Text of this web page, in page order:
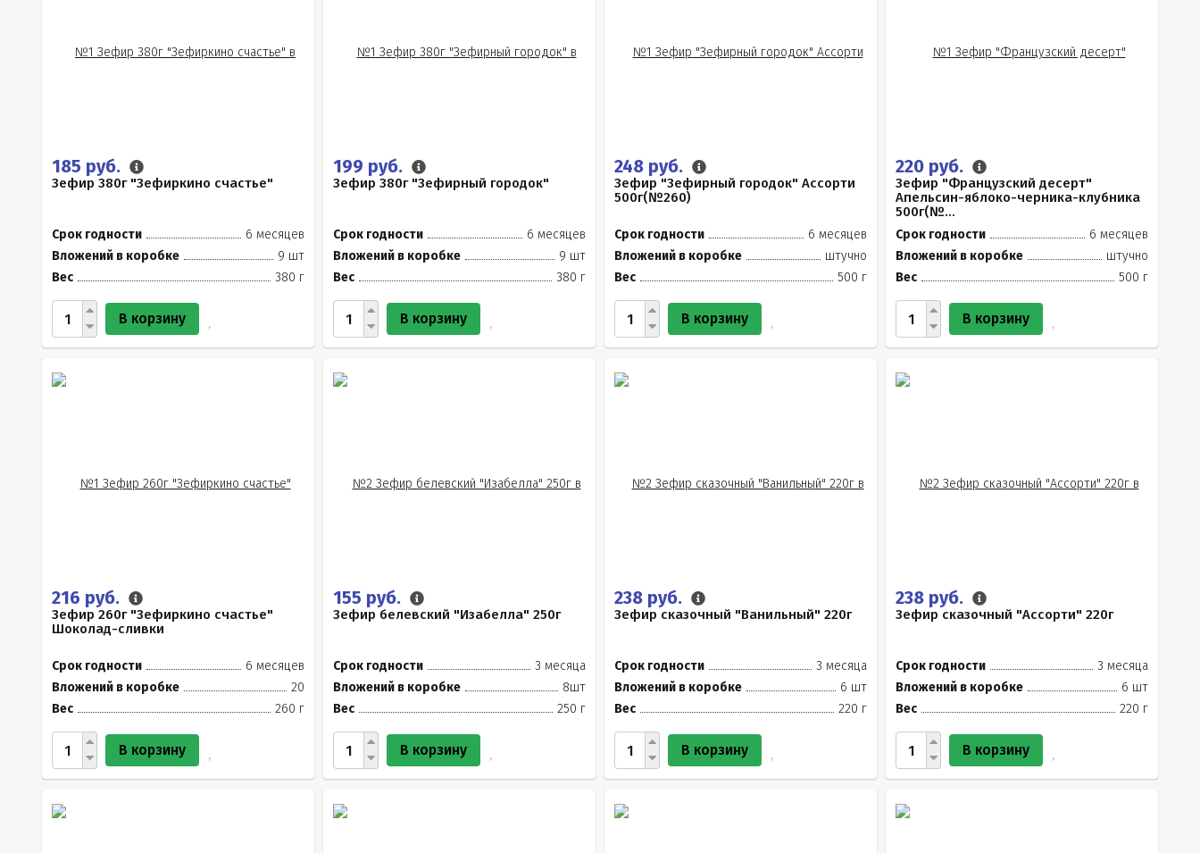
185 руб.
Зефир 380г "Зефиркино счастье"
Срок годности
6 месяцев
Вложений в коробке
9 шт
Вес
380 г
В корзину
199 руб.
Зефир 380г "Зефирный городок"
Срок годности
6 месяцев
Вложений в коробке
9 шт
Вес
380 г
В корзину
248 руб.
Зефир "Зефирный городок" Ассорти
500г(№260)
Срок годности
6 месяцев
Вложений в коробке
штучно
Вес
500 г
В корзину
220 руб.
Зефир "Французский десерт"
Апельсин-яблоко-черника-клубника
500г(№...
Срок годности
6 месяцев
Вложений в коробке
штучно
Вес
500 г
В корзину
216 руб.
Зефир 260г "Зефиркино счастье"
Шоколад-сливки
Срок годности
6 месяцев
Вложений в коробке
20
Вес
260 г
В корзину
155 руб.
Зефир белевский "Изабелла" 250г
Срок годности
3 месяца
Вложений в коробке
8шт
Вес
250 г
В корзину
238 руб.
Зефир сказочный "Ванильный" 220г
Срок годности
3 месяца
Вложений в коробке
6 шт
Вес
220 г
В корзину
238 руб.
Зефир сказочный "Ассорти" 220г
Срок годности
3 месяца
Вложений в коробке
6 шт
Вес
220 г
В корзину